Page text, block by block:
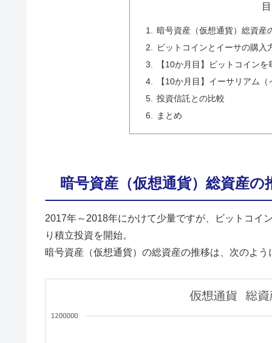
暗号資産（仮想通貨）総資産
ビットコインとイーサの購入
【10か月目】ビットコイン
【10か月目】イーサリアム
投資信託との比較
まとめ
暗号資産（仮想通貨）総資産の
2017年～2018年にかけて少量ですが、ビットコイ
り積立投資を開始。
暗号資産（仮想通貨）の総資産の推移は、次のよう